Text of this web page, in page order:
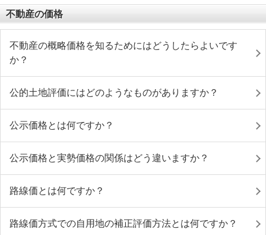
不動産の価格
不動産の概略価格を知るためにはどうしたらよいです
か？
公的土地評価にはどのようなものがありますか？
公示価格とは何ですか？
公示価格と実勢価格の関係はどう違いますか？
路線価とは何ですか？
路線価方式での自用地の補正評価方法とは何ですか？